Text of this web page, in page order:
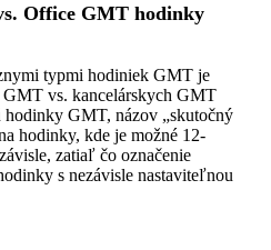
Office GMT hodinky
typmi hodiniek GMT je
vs. kancelárskych GMT
hodinky GMT, názov „skutočný
hodinky, kde je možné 12-
zatiaľ čo označenie
s nezávisle nastaviteľnou